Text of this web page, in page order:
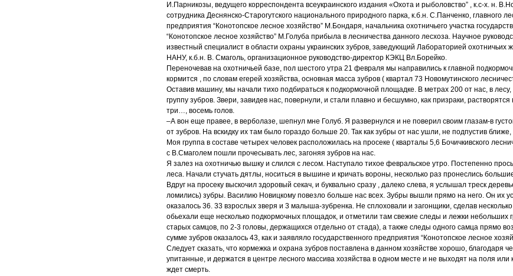
И.Парникозы, ведущего корреспондента всеукраинского издания «Охота и рыболовство” , к.с-х. н.
сотрудника Деснянско-Старогутского национального природного парка, к.б.н. С.Панченко, главного
предприятия “Конотопское лесное хозяйство” М.Бондаря, начальника охотничьего участка
“Конотопское лесное хозяйство” М.Голуба прибыла в лесничества данного лесхоза. Научное
известный специалист в области охраны украинских зубров, заведующий Лабораторией охотничьих
НАНУ, к.б.н. В. Смаголь, организационное руководство-директор КЭКЦ Вл.Борейко.
Переночевав на охотничьей базе, пол шестого утра 21 февраля мы направились к главной
кормится , по словам егерей хозяйства, основная масса зубров ( квартал 73 Новомутинского
Оставив машину, мы начали тихо подбираться к подкормочной площадке. В метрах 200 от нас, в
группу зубров. Звери, завидев нас, повернули, и стали плавно и бесшумно, как призраки,
три…, восемь голов.
–А вон еще правее, в верболазе, шепнул мне Голуб. Я развернулся и не поверил своим глазам-в
от зубров. На вскидку их там было гораздо больше 20. Так как зубры от нас ушли, не подпустив
Моя группа в составе четырех человек расположилась на просеке ( кварталы 5,6 Бочичкивского
с В.Смаголем пошли прочесывать лес, загоняя зубров на нас.
Я залез на охотничью вышку и слился с лесом. Наступало тихое февральское утро. Постепенно
леса. Начали стучать дятлы, носиться в вышине и кричать вороны, несколько раз пронеслись
Вдруг на просеку выскочил здоровый секач, и буквально сразу , далеко слева, я услышал треск
ломились) зубры. Василию Новицкому повезло больше нас всех. Зубры вышли прямо на него. Он их
оказалось 36. 33 взрослых зверя и 3 малыша-зубренка. Не сплоховали и загонщики, сделав
обьехали еще несколько подкормочных площадок, и отметили там свежие следы и лежки небольших
старых самцов, по 2-3 головы, держащихся отдельно от стада), а также следы одного самца прямо
сумме зубров оказалось 43, как и заявляло государственного предприятия “Конотопское лесное
Следует сказать, что кормежка и охрана зубров поставлена в данном хозяйстве хорошо, благодаря
упитанные, и держатся в центре лесного массива хозяйства в одном месте и не выходят на поля или
ждет смерть.